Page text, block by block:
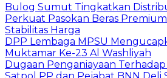
Bulog Sumut Tingkatkan
Perkuat Pasokan Beras
Stabilitas Harga
DPP Lembaga MPSU
Muktamar Ke-23 Al Washliyah
Dugaan Penganiayaan